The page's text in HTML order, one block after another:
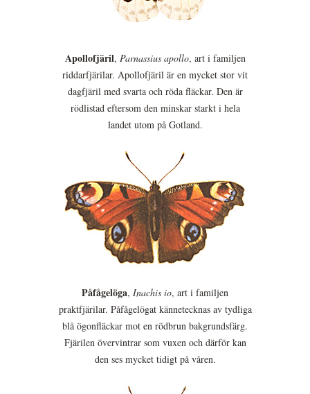
Apollofjäril, Parnassius apollo, art i familjen
riddarfjärilar. Apollofjäril är en mycket stor vit
dagfjäril med svarta och röda fläckar. Den är
rödlistad eftersom den minskar starkt i hela
landet utom på Gotland.
Påfågelöga, Inachis io, art i familjen
praktfjärilar. Påfågelögat kännetecknas av tydliga
blå ögonfläckar mot en rödbrun bakgrundsfärg.
Fjärilen övervintrar som vuxen och därför kan
den ses mycket tidigt på våren.